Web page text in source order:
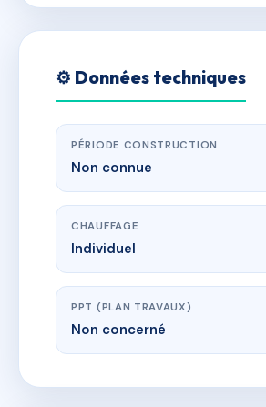
⚙️ Données techniques
PÉRIODE CONSTRUCTION
Non connue
CHAUFFAGE
Individuel
PPT (PLAN TRAVAUX)
Non concerné